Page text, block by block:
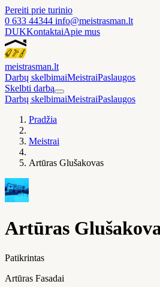
Pereiti prie turinio
0 633 44344 info@meistrasman.lt
DUKKontaktaiApie mus
meistrasman.lt
Darbų skelbimaiMeistraiPaslaugos
Skelbti darbą
Darbų skelbimaiMeistraiPaslaugos
Pradžia
Meistrai
Artūras Glušakovas
Artūras
Patikrintas
Artūras Fasadai